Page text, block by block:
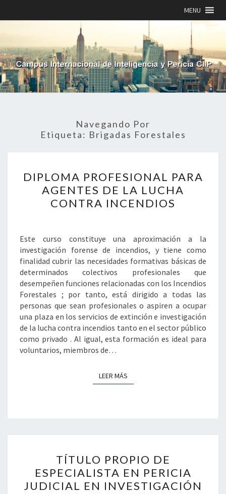
MENU
Navegando Por
Etiqueta: Brigadas Forestales
PROFESIONAL
PARA
AGENTES
DE
CONTRA
INCENDIOS
DIPLOMA PROFESIONAL PARA
AGENTES DE LA LUCHA
CONTRA INCENDIOS
Este curso constituye una aproximación a la
investigación forense de incendios, y tiene como
finalidad cubrir las necesidades formativas básicas de
determinados colectivos profesionales que
desempeñen funciones relacionadas con los Incendios
Forestales ; por tanto, está dirigido a todas las
personas que sean profesionales o aspiren a ocupar
una plaza en los servicios de extinción e investigación
de la lucha contra incendios tanto en el sector público
como privado . Al igual, esta formación es ideal para
voluntarios, miembros de…
LEER MÁSLEER MÁS
PROPIO
DE
ESPECIALISTA
TÍTULO PROPIO DE
ESPECIALISTA EN PERICIA
JUDICIAL EN INVESTIGACIÓN